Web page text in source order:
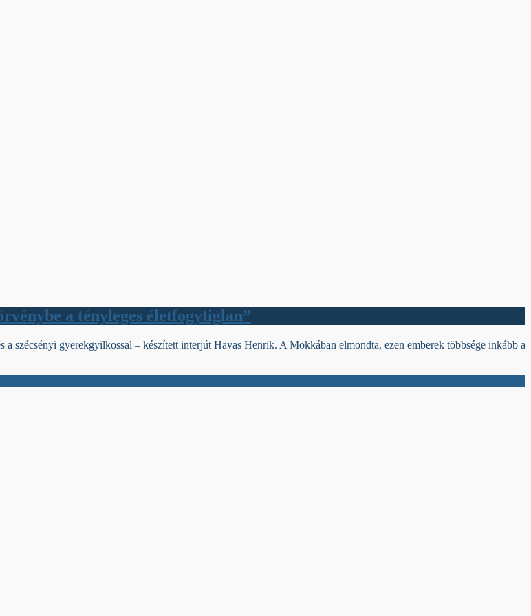
a tényleges életfogytiglan”
szécsényi gyerekgyilkossal – készített interjút Havas Henrik. A Mokkában elmondta, ezen emberek többsége inkább a